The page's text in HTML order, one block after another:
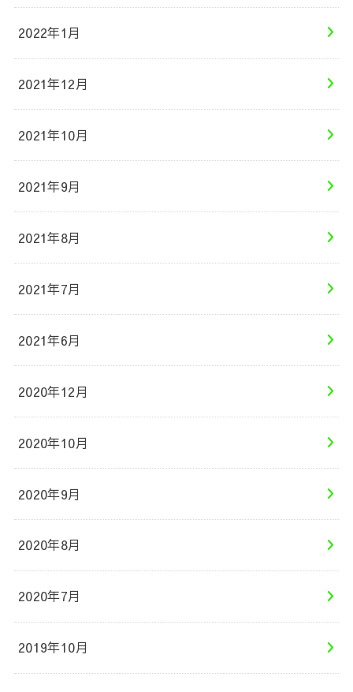
2022年1月
2021年12月
2021年10月
2021年9月
2021年8月
2021年7月
2021年6月
2020年12月
2020年10月
2020年9月
2020年8月
2020年7月
2019年10月